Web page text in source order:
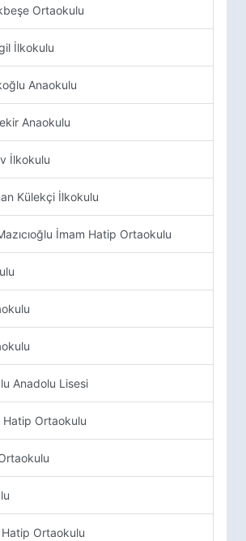
Ortaokulu
İlkokulu
Anaokulu
Anaokulu
İlkokulu
Külekçi İlkokulu
İmam Hatip Ortaokulu
Anadolu Lisesi
Hatip Ortaokulu
Ortaokulu